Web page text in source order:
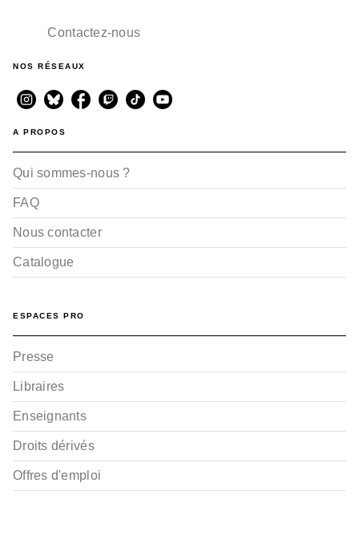
Contactez-nous
NOS RÉSEAUX
A PROPOS
Qui sommes-nous ?
FAQ
Nous contacter
Catalogue
ESPACES PRO
Presse
Libraires
Enseignants
Droits dérivés
Offres d'emploi